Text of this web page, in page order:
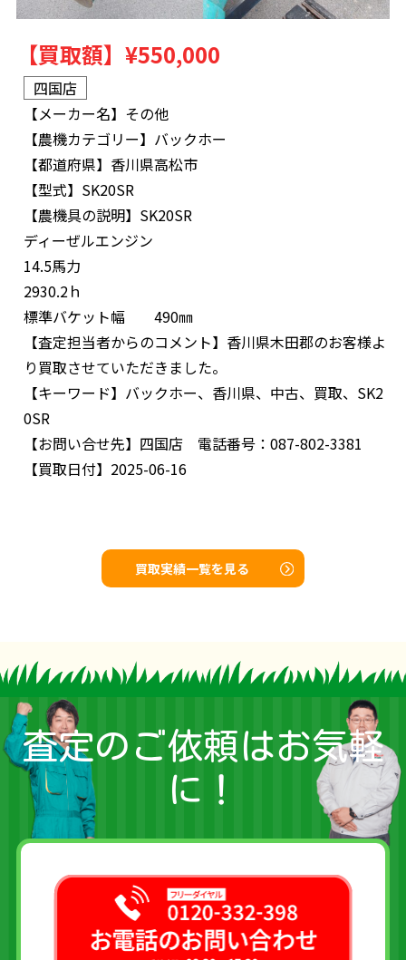
【買取額】 ¥550,000
四国店
【メーカー名】 その他
【農機カテゴリー】 バックホー
【都道府県】 香川県高松市
【型式】 SK20SR
【農機具の説明】 SK20SR
ディーぜルエンジン
14.5馬力
2930.2ｈ
標準バケット幅 490㎜
【査定担当者からのコメント】 香川県木田郡のお客様よ
り買取させていただきました。
【キーワード】 バックホー、香川県、中古、買取、SK2
0SR
【お問い合せ先】 四国店 電話番号：087-802-3381
【買取日付】 2025-06-16
買取実績一覧を見る
査定のご依頼はお気軽
に！